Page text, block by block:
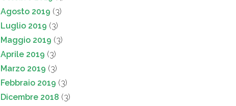
Agosto 2019 (3)
Luglio 2019 (3)
Maggio 2019 (3)
Aprile 2019 (3)
Marzo 2019 (3)
Febbraio 2019 (3)
Dicembre 2018 (3)